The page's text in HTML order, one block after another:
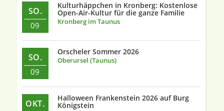
SO.
09
Kulturhäppchen in Kronberg: Kostenlose
Open-Air-Kultur für die ganze Familie
Kronberg im Taunus
SO.
09
Orscheler Sommer 2026
Oberursel (Taunus)
OKT.
Halloween Frankenstein 2026 auf Burg
Königstein